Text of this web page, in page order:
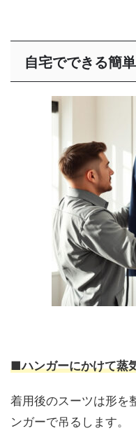
自宅でできる簡
■ハンガーにかけて蒸
着用後のスーツは形を
ンガーで吊るします。